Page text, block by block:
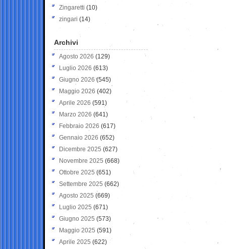
Zingaretti (10)
zingari (14)
Archivi
Agosto 2026 (129)
Luglio 2026 (613)
Giugno 2026 (545)
Maggio 2026 (402)
Aprile 2026 (591)
Marzo 2026 (641)
Febbraio 2026 (617)
Gennaio 2026 (652)
Dicembre 2025 (627)
Novembre 2025 (668)
Ottobre 2025 (651)
Settembre 2025 (662)
Agosto 2025 (669)
Luglio 2025 (671)
Giugno 2025 (573)
Maggio 2025 (591)
Aprile 2025 (622)